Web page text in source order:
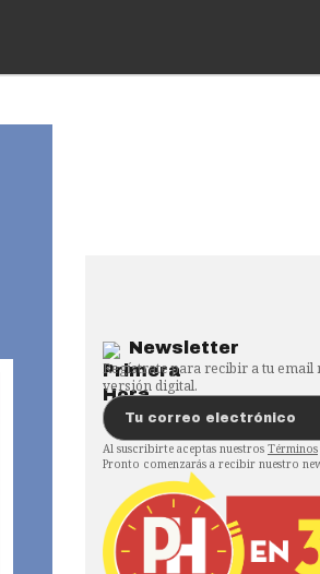
Newsletter
Regístrate para recibir a tu email
versión digital.
Al suscribirte aceptas nuestros Términos
Pronto comenzarás a recibir nuestro